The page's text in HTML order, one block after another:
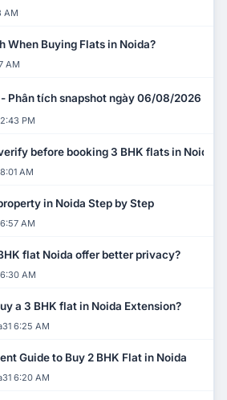
AM
When Buying Flats in Noida?
AM
Phân tích snapshot ngày 06/08/2026
PM
before booking 3 BHK flats in Noida?
AM
in Noida Step by Step
AM
flat Noida offer better privacy?
AM
a 3 BHK flat in Noida Extension?
6:25 AM
Guide to Buy 2 BHK Flat in Noida
6:20 AM